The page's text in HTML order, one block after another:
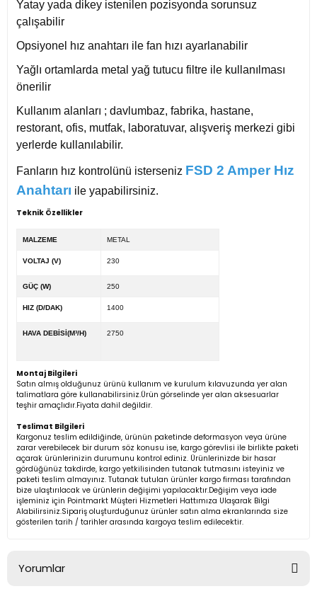
Yatay yada dikey istenilen pozisyonda sorunsuz
çalışabilir
Opsiyonel hız anahtarı ile fan hızı ayarlanabilir
Yağlı ortamlarda metal yağ tutucu filtre ile kullanılması
önerilir
Kullanım alanları ; davlumbaz, fabrika, hastane,
restorant, ofis, mutfak, laboratuvar, alışveriş merkezi gibi
yerlerde kullanılabilir.
Fanların hız kontrolünü isterseniz FSD 2 Amper Hız
Anahtarı ile yapabilirsiniz.
Teknik Özellikler
MALZEME METAL
VOLTAJ (V) 230
GÜÇ (W) 250
HIZ (D/DAK) 1400
HAVA DEBİSİ(M³/H) 2750
Montaj Bilgileri
Satın almış olduğunuz ürünü kullanım ve kurulum kılavuzunda yer alan
talimatlara göre kullanabilirsiniz.Ürün görselinde yer alan aksesuarlar
teşhir amaçlıdır.Fiyata dahil değildir.
Teslimat Bilgileri
Kargonuz teslim edildiğinde, ürünün paketinde deformasyon veya ürüne
zarar verebilecek bir durum söz konusu ise, kargo görevlisi ile birlikte paketi
açarak ürünlerinizin durumunu kontrol ediniz. Ürünlerinizde bir hasar
gördüğünüz takdirde, kargo yetkilisinden tutanak tutmasını isteyiniz ve
paketi teslim almayınız. Tutanak tutulan ürünler kargo firması tarafından
bize ulaştırılacak ve ürünlerin değişimi yapılacaktır.Değişim veya iade
işleminiz için Pointmarkt Müşteri Hizmetleri Hattımıza Ulaşarak Bilgi
Alabilirsiniz.Sipariş oluşturduğunuz ürünler satın alma ekranlarında size
gösterilen tarih / tarihler arasında kargoya teslim edilecektir.
Yorumlar